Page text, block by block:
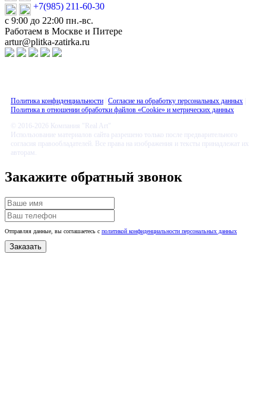
+7(985) 211-60-30
с 9:00 до 22:00 пн.-вс.
Работаем в Москве и Питере
artur@plitka-zatirka.ru
Политика конфиденциальности Согласие на обработку персональных данных
Политика в отношении обработки файлов «Cookie» и метрических данных
© 2016-2026 Компания "Real Art"
Использование материалов сайта разрешено только после предварительного
согласия правообладателей. Все права на изображения и тексты принадлежат их
авторам.
Закажите обратный звонок
Отправляя данные, вы соглашаетесь с политикой конфиденциальности персональных данных
Заказать